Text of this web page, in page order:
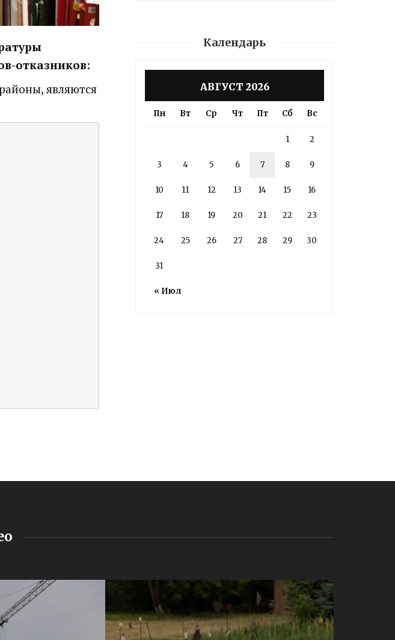
отказников:
являются
Календарь
АВГУСТ 2026
Пн Вт Ср Чт Пт Сб Вс
« Июл
1 2
3 4 5 6 7 8 9
10 11 12 13 14 15 16
17 18 19 20 21 22 23
24 25 26 27 28 29 30
31
Володин: 31 августа
РАБОТЫ БУДУТ
3 дня назад
Подробности в статье!